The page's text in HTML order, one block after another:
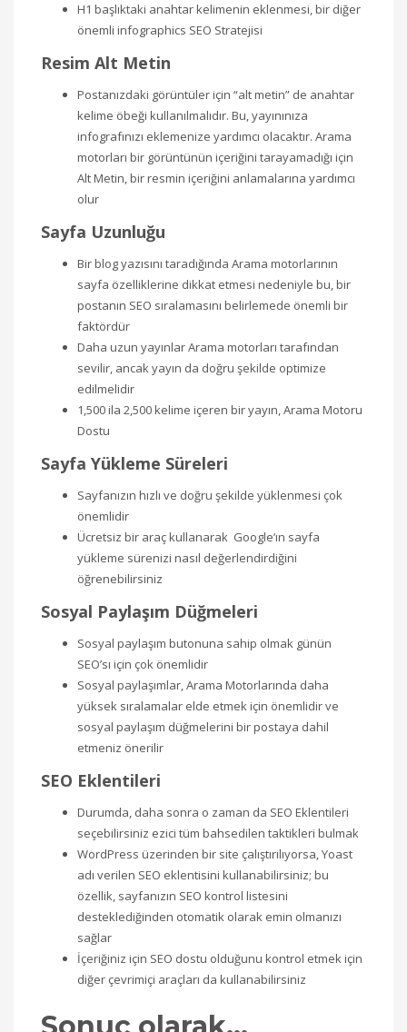
H1 başlıktaki anahtar kelimenin eklenmesi, bir diğer
önemli infographics SEO Stratejisi
Resim Alt Metin
Postanızdaki görüntüler için “alt metin” de anahtar
kelime öbeği kullanılmalıdır. Bu, yayınınıza
infografınızı eklemenize yardımcı olacaktır. Arama
motorları bir görüntünün içeriğini tarayamadığı için
Alt Metin, bir resmin içeriğini anlamalarına yardımcı
olur
Sayfa Uzunluğu
Bir blog yazısını taradığında Arama motorlarının
sayfa özelliklerine dikkat etmesi nedeniyle bu, bir
postanın SEO sıralamasını belirlemede önemli bir
faktördür
Daha uzun yayınlar Arama motorları tarafından
sevilir, ancak yayın da doğru şekilde optimize
edilmelidir
1,500 ila 2,500 kelime içeren bir yayın, Arama Motoru
Dostu
Sayfa Yükleme Süreleri
Sayfanızın hızlı ve doğru şekilde yüklenmesi çok
önemlidir
Ücretsiz bir araç kullanarak Google’ın sayfa
yükleme sürenizi nasıl değerlendirdiğini
öğrenebilirsiniz
Sosyal Paylaşım Düğmeleri
Sosyal paylaşım butonuna sahip olmak günün
SEO’sı için çok önemlidir
Sosyal paylaşımlar, Arama Motorlarında daha
yüksek sıralamalar elde etmek için önemlidir ve
sosyal paylaşım düğmelerini bir postaya dahil
etmeniz önerilir
SEO Eklentileri
Durumda, daha sonra o zaman da SEO Eklentileri
seçebilirsiniz ezici tüm bahsedilen taktikleri bulmak
WordPress üzerinden bir site çalıştırılıyorsa, Yoast
adı verilen SEO eklentisini kullanabilirsiniz; bu
özellik, sayfanızın SEO kontrol listesini
desteklediğinden otomatik olarak emin olmanızı
sağlar
İçeriğiniz için SEO dostu olduğunu kontrol etmek için
diğer çevrimiçi araçları da kullanabilirsiniz